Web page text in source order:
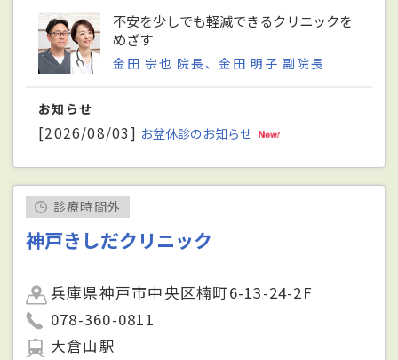
不安を少しでも軽減できるクリニックを
めざす
金田 宗也 院長、金田 明子 副院長
お知らせ
[2026/08/03] お盆休診のお知らせ
診療時間外
神戸きしだクリニック
兵庫県神戸市中央区楠町6-13-24-2F
078-360-0811
大倉山駅